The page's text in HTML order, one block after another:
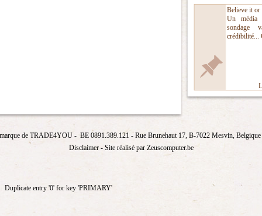
Believe it or
Un média
sondage
crédibilité...
de TRADE4YOU- BE 0891.389.121 - Rue Brunehaut 17, B-7022 Mesvin,
Disclaimer- Site réalisé par Zeuscomputer.be
Duplicate entry '0' for key 'PRIMARY'